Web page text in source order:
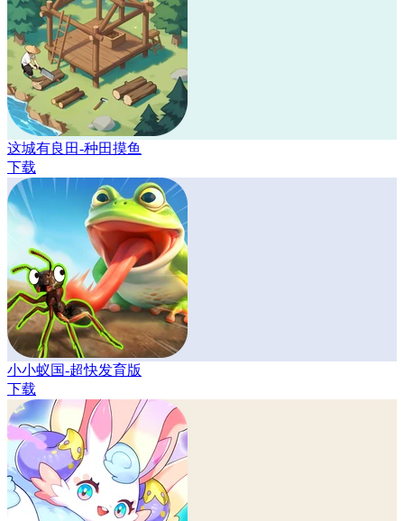
这城有良田-种田摸鱼
下载
小小蚁国-超快发育版
下载